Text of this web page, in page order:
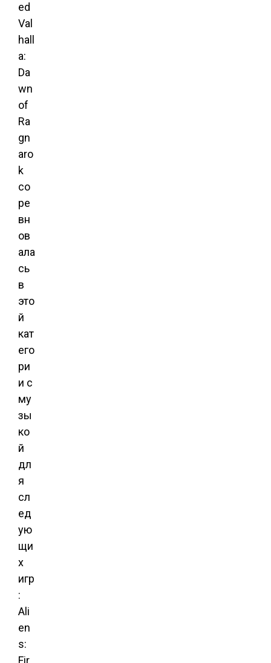
ed
Val
hall
a:
Da
wn
of
Ra
gn
aro
k
со
ре
вн
ов
ала
сь
в
это
й
кат
его
ри
и с
му
зы
ко
й
дл
я
сл
ед
ую
щи
х
игр
:
Ali
en
s:
Fir